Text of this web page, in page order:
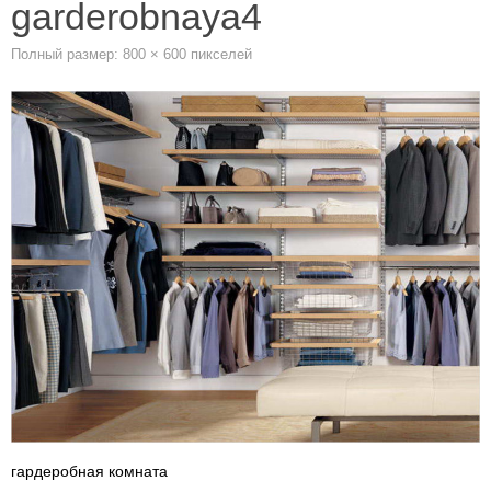
garderobnaya4
Полный размер: 800 × 600 пикселей
гардеробная комната